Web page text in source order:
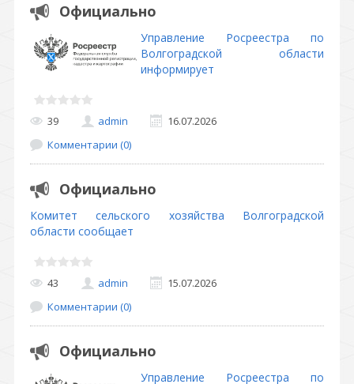
Официально
Управление Росреестра по
Волгоградской области
информирует
39 admin
16.07.2026
Комментарии (0)
Официально
Комитет сельского хозяйства Волгоградской
области сообщает
43 admin
15.07.2026
Комментарии (0)
Официально
Управление Росреестра по